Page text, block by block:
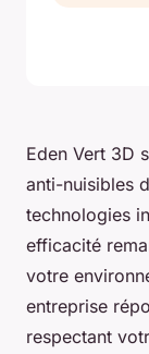
Eden Vert 3D
anti-nuisibles
technologies
efficacité
votre
entreprise
respectant